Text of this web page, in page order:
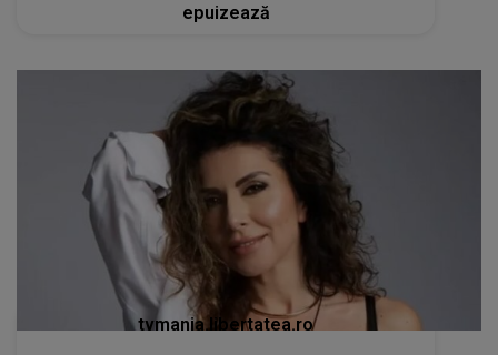
epuizează
tvmania.libertatea.ro